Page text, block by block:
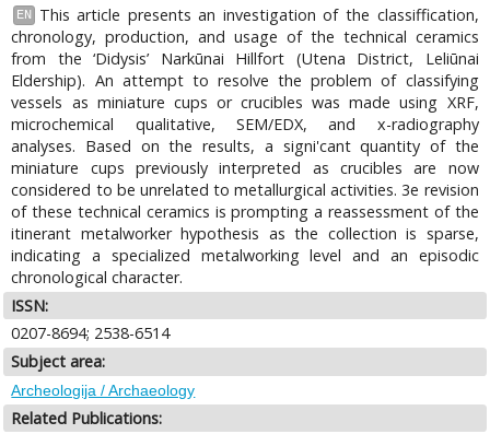
EN
This article presents an investigation of the classiffication,
chronology, production, and usage of the technical ceramics
from the ‘Didysis’ Narkūnai Hillfort (Utena District, Leliūnai
Eldership). An attempt to resolve the problem of classifying
vessels as miniature cups or crucibles was made using XRF,
microchemical qualitative, SEM/EDX, and x-radiography
analyses. Based on the results, a signi'cant quantity of the
miniature cups previously interpreted as crucibles are now
considered to be unrelated to metallurgical activities. 3e revision
of these technical ceramics is prompting a reassessment of the
itinerant metalworker hypothesis as the collection is sparse,
indicating a specialized metalworking level and an episodic
chronological character.
ISSN:
0207-8694; 2538-6514
Subject area:
Archeologija / Archaeology
Related Publications: